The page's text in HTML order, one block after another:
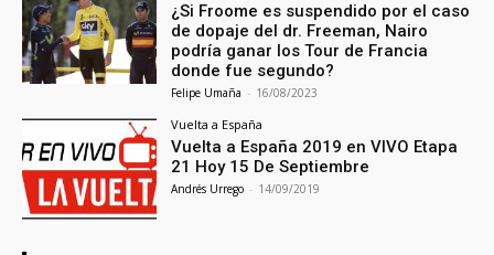
¿Si Froome es suspendido por el caso
de dopaje del dr. Freeman, Nairo
podría ganar los Tour de Francia
donde fue segundo?
Felipe Umaña - 16/08/2023
Vuelta a España
Vuelta a España 2019 en VIVO Etapa
21 Hoy 15 De Septiembre
Andrés Urrego - 14/09/2019